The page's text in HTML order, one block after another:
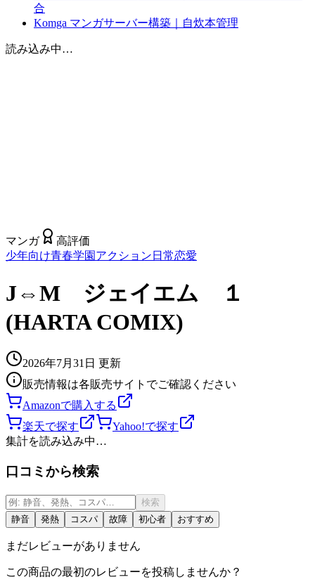
合
Komga マンガサーバー構築｜自炊本管理
読み込み中…
マンガ
高評価
少年向け青春学園 アクション 日常恋愛
J⇔M ジェイエム １
(HARTA COMIX)
2026年7月31日 更新
販売情報は各販売サイトでご確認ください
Amazonで購入する
楽天で探す
Yahoo!で探す
集計を読み込み中…
口コミから検索
検索
静音
発熱 コスパ 故障 初心者 おすすめ
まだレビューがありません
この商品の最初のレビューを投稿しませんか？